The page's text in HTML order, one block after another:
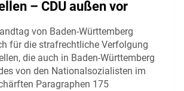
– CDU außen vor
von Baden-Württemberg
für die strafrechtliche Verfolgung
die auch in Baden-Württemberg
von den Nationalsozialisten im
Paragraphen 175